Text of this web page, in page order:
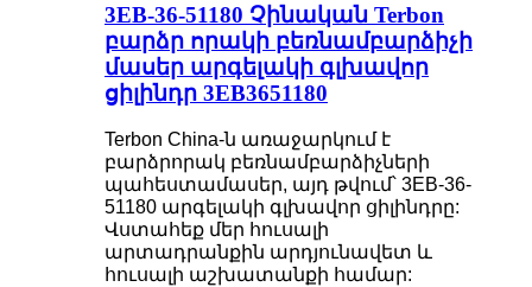
3EB-36-51180 Չինական Terbon
բարձր որակի բեռնամբարձիչի
մասեր արգելակի գլխավոր
ցիլինդր 3EB3651180
Terbon China-ն առաջարկում է
բարձրորակ բեռնամբարձիչների
պահեստամասեր, այդ թվում՝ 3EB-36-
51180 արգելակի գլխավոր ցիլինդրը:
Վստահեք մեր հուսալի
արտադրանքին արդյունավետ և
հուսալի աշխատանքի համար: